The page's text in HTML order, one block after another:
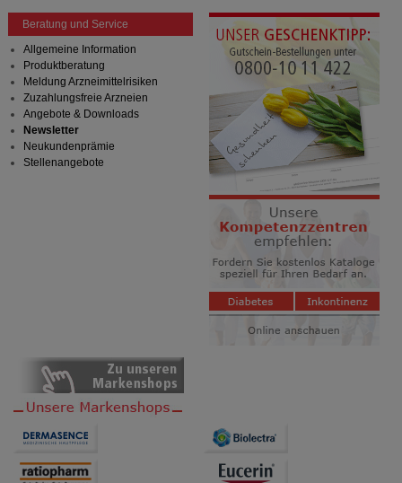
Beratung und Service
Allgemeine Information
Produktberatung
Meldung Arzneimittelrisiken
Zuzahlungsfreie Arzneien
Angebote & Downloads
Newsletter
Neukundenprämie
Stellenangebote